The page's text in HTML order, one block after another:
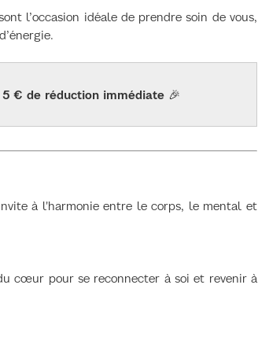
l’occasion idéale de prendre soin de vous,
5 € de réduction immédiate 🎉
à l'harmonie entre le corps, le mental et
cœur pour se reconnecter à soi et revenir à